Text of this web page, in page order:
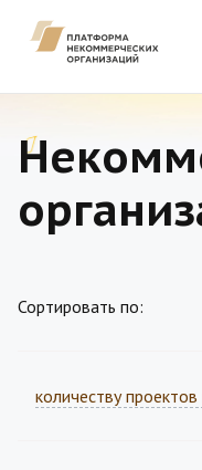
Сортировать по:
количеству